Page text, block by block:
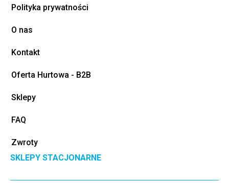
Polityka prywatności
O nas
Kontakt
Oferta Hurtowa - B2B
Sklepy
FAQ
Zwroty
SKLEPY STACJONARNE